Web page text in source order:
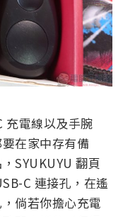
充電線以及手腕
在家中存有備
SYUKUYU 翻頁
C 連接孔，在遙
倘若你擔心充電